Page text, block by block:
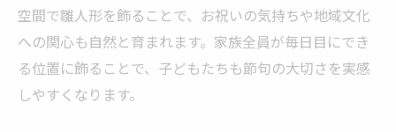
空間で雛人形を飾ることで、お祝いの気持ちや地域文化
への関心も自然と育まれます。家族全員が毎日目にでき
る位置に飾ることで、子どもたちも節句の大切さを実感
しやすくなります。